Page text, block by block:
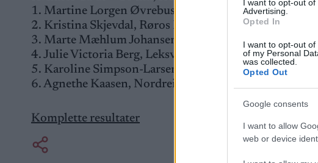
I want to opt-out
Advertising.
Opted In
I want to opt-out
of my Personal
was collected.
Opted Out
Google consents
I want to allow
web or device
1. Martine Lorgen Øvrebust, Stordal IL 31:04,8
2. Kristina Skjevdal, Røros IL 32:44,1
3. Marte Mæhlum Johansen, Østre Toten Skilag
4. Julie Victoria Berg, Leksvik IL 32:52,8
5. Karoline Simpson-Larsen, Vargar IL 33:17,9
6. Agnethe Kaasen, Nordreisa IL 33:23,7
Komplette resultater